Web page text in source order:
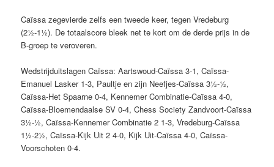
Caïssa zegevierde zelfs een tweede keer, tegen Vredeburg
(2½-1½). De totaalscore bleek net te kort om de derde prijs in de
B-groep te veroveren.
Wedstrijduitslagen Caïssa: Aartswoud-Caïssa 3-1, Caïssa-
Emanuel Lasker 1-3, Paultje en zijn Neefjes-Caïssa 3½-½,
Caïssa-Het Spaarne 0-4, Kennemer Combinatie-Caïssa 4-0,
Caïssa-Bloemendaalse SV 0-4, Chess Society Zandvoort-Caïssa
3½-½, Caïssa-Kennemer Combinatie 2 1-3, Vredeburg-Caïssa
1½-2½, Caïssa-Kijk Uit 2 4-0, Kijk Uit-Caïssa 4-0, Caïssa-
Voorschoten 0-4.